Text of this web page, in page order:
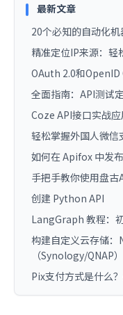
最新文章
20个必知的自动化
精准定位IP来源：轻
OAuth 2.0和
全面指南：API测试
Coze API接口实战应
轻松掌握外国人微信
如何在 Apifox 中发
手把手教你使用盘古
创建 Python API
LangGraph 教程：
构建自定义云存储：
（Synology/QNAP）
Pix支付方式是什么